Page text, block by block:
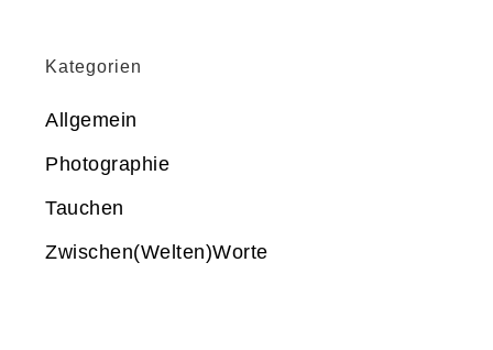
Kategorien
Allgemein
Photographie
Tauchen
Zwischen(Welten)Worte